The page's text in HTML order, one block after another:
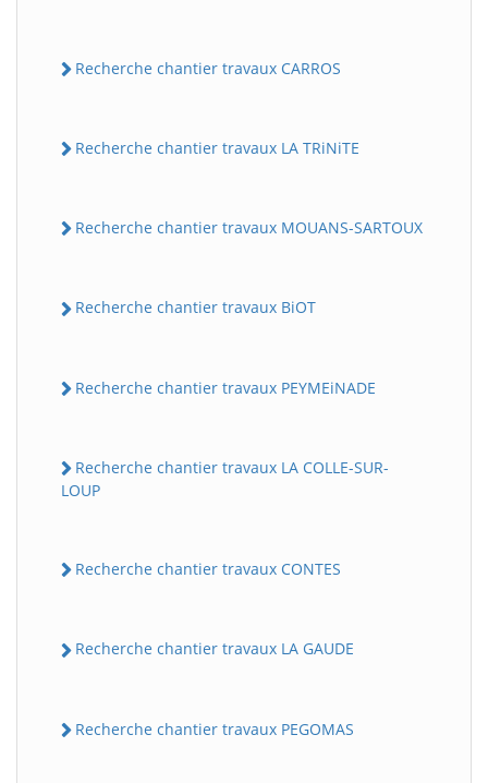
Recherche chantier travaux CARROS
Recherche chantier travaux LA TRiNiTE
Recherche chantier travaux MOUANS-SARTOUX
Recherche chantier travaux BiOT
Recherche chantier travaux PEYMEiNADE
Recherche chantier travaux LA COLLE-SUR-
LOUP
Recherche chantier travaux CONTES
Recherche chantier travaux LA GAUDE
Recherche chantier travaux PEGOMAS